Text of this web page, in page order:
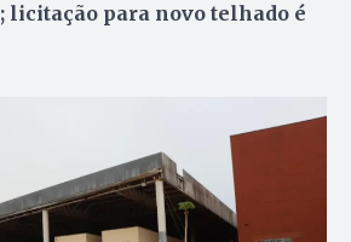
licitação para novo telhado é